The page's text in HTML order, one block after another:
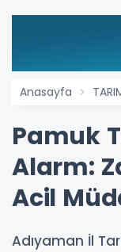
Anasayfa
Pamuk
Alarm:
Acil
Adıyaman İl